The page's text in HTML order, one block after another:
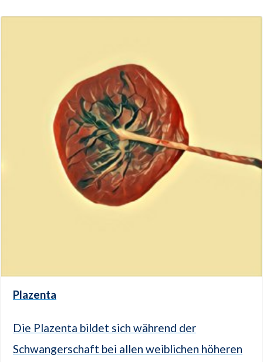
Plazenta
Die Plazenta bildet sich während der
Schwangerschaft bei allen weiblichen höheren